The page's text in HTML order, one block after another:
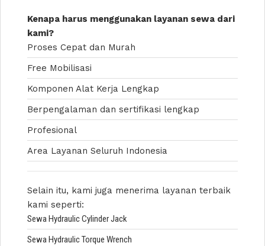
Kenapa harus menggunakan layanan sewa dari
kami?
Proses Cepat dan Murah
Free Mobilisasi
Komponen Alat Kerja Lengkap
Berpengalaman dan sertifikasi lengkap
Profesional
Area Layanan Seluruh Indonesia
Selain itu, kami juga menerima layanan terbaik
kami seperti:
Sewa Hydraulic Cylinder Jack
Sewa Hydraulic Torque Wrench